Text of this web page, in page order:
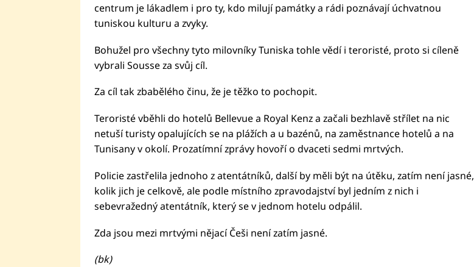
centrum je lákadlem i pro ty, kdo milují památky a rádi poznávají úchvatnou
tuniskou kulturu a zvyky.
Bohužel pro všechny tyto milovníky Tuniska tohle vědí i teroristé, proto si cíleně
vybrali Sousse za svůj cíl.
Za cíl tak zbabělého činu, že je těžko to pochopit.
Teroristé vběhli do hotelů Bellevue a Royal Kenz a začali bezhlavě střílet na nic
netuší turisty opalujících se na plážích a u bazénů, na zaměstnance hotelů a na
Tunisany v okolí. Prozatímní zprávy hovoří o dvaceti sedmi mrtvých.
Policie zastřelila jednoho z atentátníků, další by měli být na útěku, zatím není jasné,
kolik jich je celkově, ale podle místního zpravodajství byl jedním z nich i
sebevražedný atentátník, který se v jednom hotelu odpálil.
Zda jsou mezi mrtvými nějací Češi není zatím jasné.
(bk)